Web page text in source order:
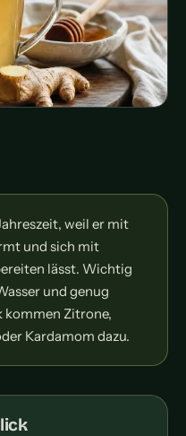
weil er mit
und sich mit
lässt. Wichtig
und genug
kommen Zitrone,
Kardamom dazu.